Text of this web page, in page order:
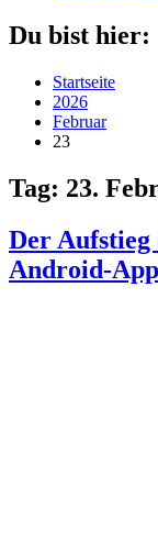
Du bist hier:
Startseite
2026
Februar
23
Tag: 23.
Der
Android-